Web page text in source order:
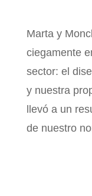
Marta y
ciegamente
sector: el
y nuestra
llevó a un
de nuestro